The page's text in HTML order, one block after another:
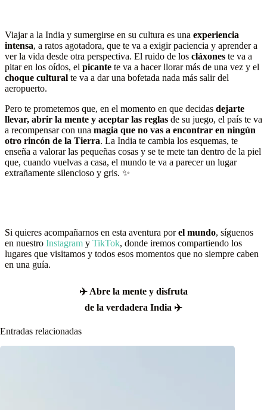
Viajar a la India y sumergirse en su cultura es una experiencia
intensa, a ratos agotadora, que te va a exigir paciencia y aprender a
ver la vida desde otra perspectiva. El ruido de los cláxones te va a
pitar en los oídos, el picante te va a hacer llorar más de una vez y el
choque cultural te va a dar una bofetada nada más salir del
aeropuerto.
Pero te prometemos que, en el momento en que decidas dejarte
llevar, abrir la mente y aceptar las reglas de su juego, el país te va
a recompensar con una magia que no vas a encontrar en ningún
otro rincón de la Tierra. La India te cambia los esquemas, te
enseña a valorar las pequeñas cosas y se te mete tan dentro de la piel
que, cuando vuelvas a casa, el mundo te va a parecer un lugar
extrañamente silencioso y gris. ✨
Si quieres acompañarnos en esta aventura porel mundo, síguenos
en nuestro Instagram y TikTok, donde iremos compartiendo los
lugares que visitamos y todos esos momentos que no siempre caben
en una guía.
✈️ Abre la mente y disfruta
de la verdadera India ✈️
Entradas relacionadas